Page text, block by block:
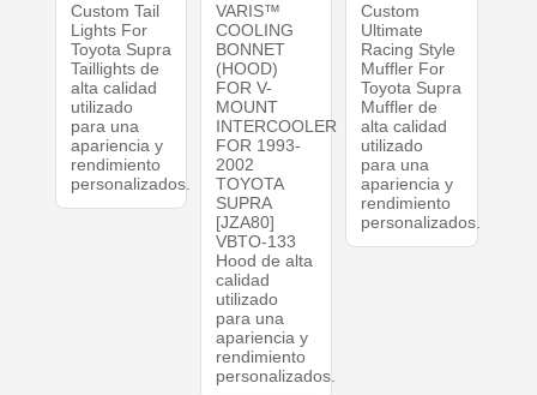
Custom Tail
Lights For
Toyota Supra
Taillights de
alta calidad
utilizado
para una
apariencia y
rendimiento
personalizados.
VARIS™
COOLING
BONNET
(HOOD)
FOR V-
MOUNT
INTERCOOLER
FOR 1993-
2002
TOYOTA
SUPRA
[JZA80]
VBTO-133
Hood de alta
calidad
utilizado
para una
apariencia y
rendimiento
personalizados.
Custom
Ultimate
Racing Style
Muffler For
Toyota Supra
Muffler de
alta calidad
utilizado
para una
apariencia y
rendimiento
personalizados.